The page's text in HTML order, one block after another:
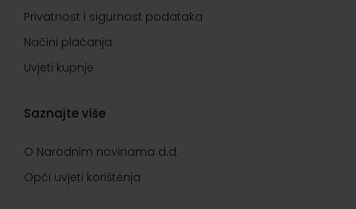
Privatnost i sigurnost podataka
Načini plaćanja
Uvjeti kupnje
Saznajte više
O Narodnim novinama d.d.
Opći uvjeti korištenja